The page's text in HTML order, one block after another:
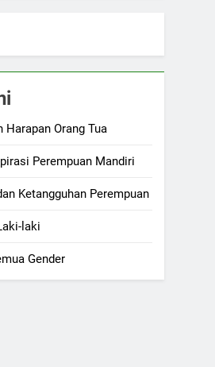
Harapan Orang Tua
Perempuan Mandiri
Ketangguhan Perempuan
laki
Gender